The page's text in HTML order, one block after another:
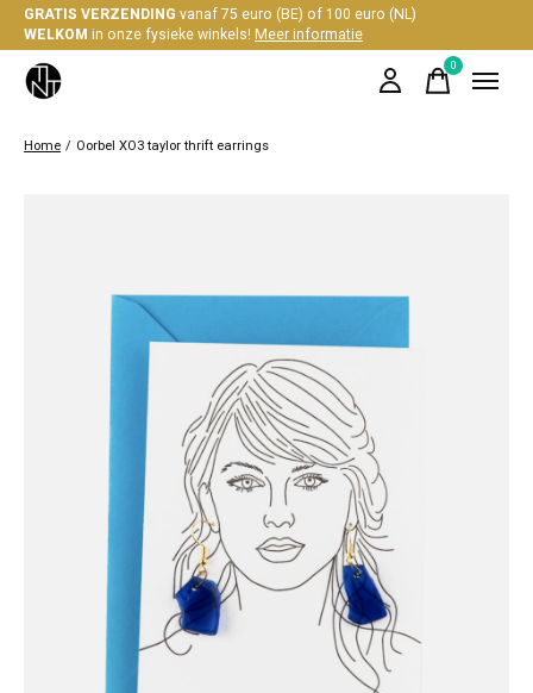
GRATIS VERZENDING vanaf 75 euro (BE) of 100 euro (NL)
WELKOM in onze fysieke winkels!Meer informatie
0items
Home / Oorbel XO3 taylor thrift earrings